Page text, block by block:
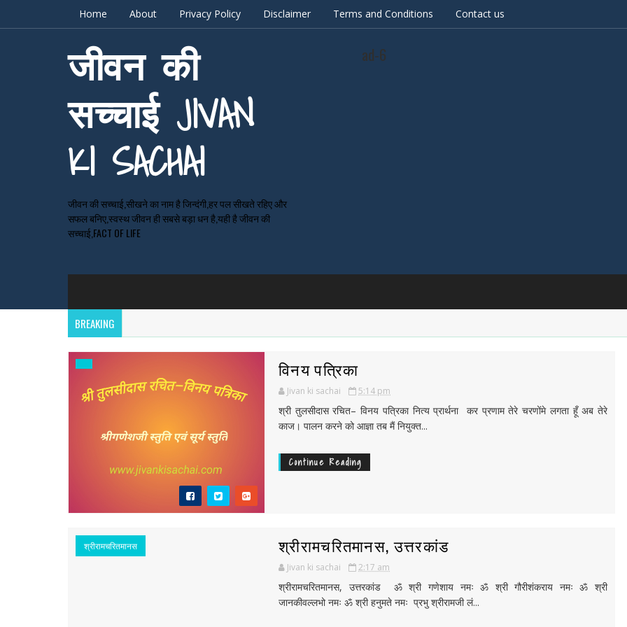
Home About Privacy Policy Disclaimer Terms and Conditions Contact us
जीवन की
सच्चाई JIVAN
KI SACHAI
जीवन की सच्चाई,सीखने का नाम है जिन्दंगी,हर पल सीखते रहिए और
सफल बनिए,स्वस्थ जीवन ही सबसे बड़ा धन है,यही है जीवन की
सच्चाई,FACT OF LIFE
ad-6
BREAKING
विनय पत्रिका
Jivan ki sachai 5:14 pm
श्री तुलसीदास रचित– विनय पत्रिका नित्य प्रार्थना कर प्रणाम तेरे चरणोंमे लगता हूँ अब तेरे
काज। पालन करने को आज्ञा तब मैं नियुक्त...
Continue Reading
श्रीरामचरितमानस श्रीरामचरितमानस, उत्तरकांड
Jivan ki sachai 2:17 am
श्रीरामचरितमानस, उत्तरकांड ॐ श्री गणेशाय नमः ॐ श्री गौरीशंकराय नमः ॐ श्री
जानकीवल्लभो नमः ॐ श्री हनुमते नमः प्रभु श्रीरामजी लं...